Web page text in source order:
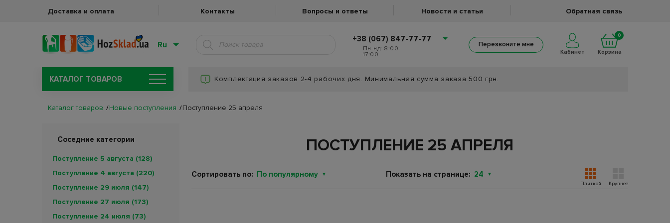
Доставка и оплата Контакты Вопросы и ответы Новости и статьи Обратная связь
Ru
+38 (067) 847-77-77
Пн-нд: 8:00-
17:00.
Перезвоните мне
Кабинет
0
Корзина
КАТАЛОГ ТОВАРОВ Комплектация заказов 2-4 рабочих дня. Минимальная сумма заказа 500 грн.
Каталог товаров Новые поступления Поступление 25 апреля
Соседние категории
Поступление 5 августа (128)
Поступление 4 августа (220)
Поступление 29 июля (147)
Поступление 27 июля (173)
Поступление 24 июля (73)
ПОСТУПЛЕНИЕ 25 АПРЕЛЯ
Сортировать по: По популярному Показать на странице: 24
Плиткой Крупнее